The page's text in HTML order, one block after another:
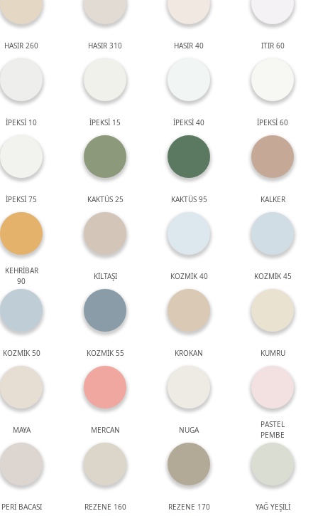
HASIR 260 HASIR 310 HASIR 40 ITIR 60
İPEKSİ 10 İPEKSİ 15 İPEKSİ 40 İPEKSİ 60
İPEKSİ 75 KAKTÜS 25 KAKTÜS 95 KALKER
KEHRİBAR
90
KİLTAŞI KOZMİK 40 KOZMİK 45
KOZMİK 50 KOZMİK 55 KROKAN KUMRU
MAYA MERCAN NUGA
PASTEL
PEMBE
PERİ BACASI REZENE 160 REZENE 170 YAĞ YEŞİLİ